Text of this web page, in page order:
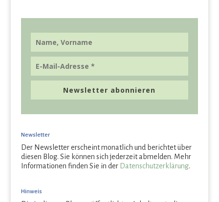
Newsletter abonnieren
Newsletter
Der Newsletter erscheint monatlich und berichtet über
diesen Blog. Sie können sich jederzeit abmelden. Mehr
Informationen finden Sie in der Datenschutzerklärung.
Hinweis